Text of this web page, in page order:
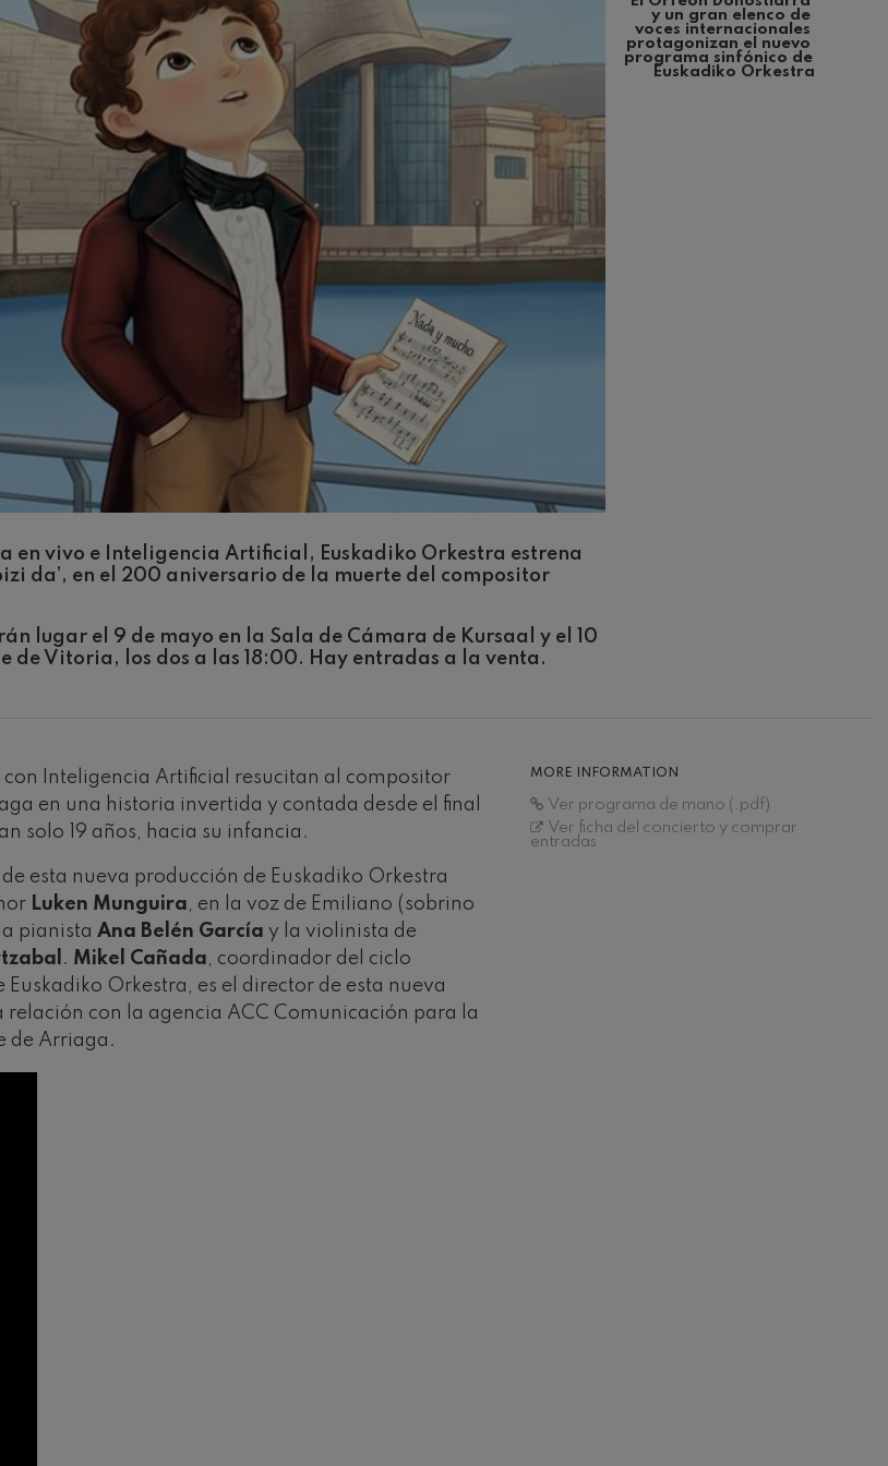
en vivo e Inteligencia Artificial, Euskadiko Orkestra estrena
da’, en el 200 aniversario de la muerte del compositor
lugar el 9 de mayo en la Sala de Cámara de Kursaal y el 10
de Vitoria, los dos a las 18:00. Hay entradas a la venta.
y un gran elenco de
voces internacionales
protagonizan el nuevo
programa sinfónico de
Euskadiko Orkestra
con Inteligencia Artificial resucitan al compositor
en una historia invertida y contada desde el final
solo 19 años, hacia su infancia.
esta nueva producción de Euskadiko Orkestra
Luken Munguira , en la voz de Emiliano (sobrino
pianista Ana Belén García y la violinista de
. Mikel Cañada , coordinador del ciclo
Orkestra, es el director de esta nueva
con la agencia ACC Comunicación para la
de Arriaga.
MORE INFORMATION
Ver programa de mano (.pdf)
Ver ficha del concierto y comprar
entradas
Overture
in the Forest
No.1
Violin Concerto